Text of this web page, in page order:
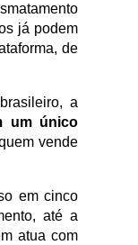
já podem
de
a
um único
vende
em cinco
até a
atua com